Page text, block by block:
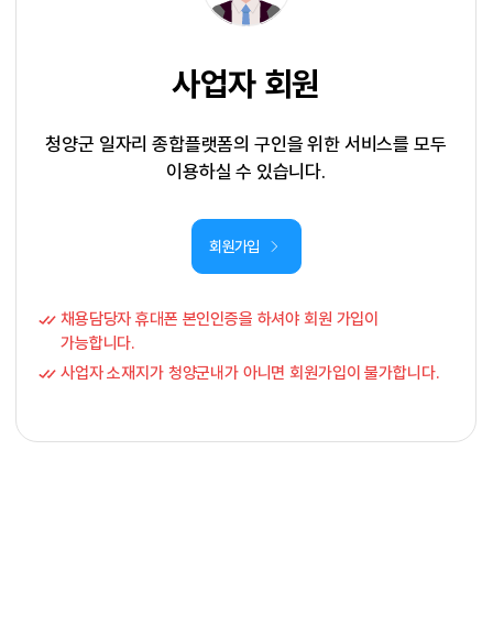
사업자 회원
청양군 일자리 종합플랫폼의 구인을 위한 서비스를 모두
이용하실 수 있습니다.
회원가입
채용담당자 휴대폰 본인인증을 하셔야 회원 가입이
가능합니다.
사업자 소재지가 청양군내가 아니면 회원가입이 불가합니다.